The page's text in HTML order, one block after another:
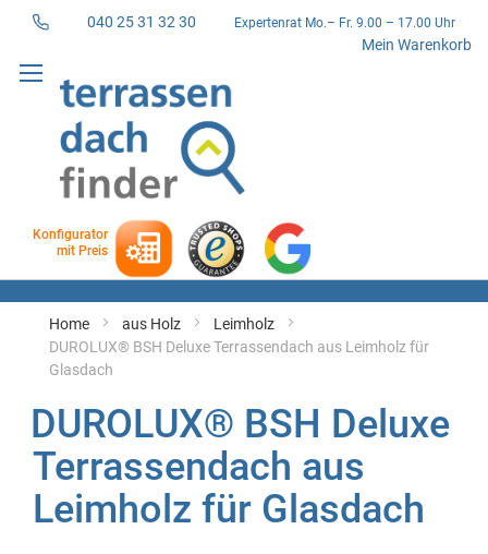
040 25 31 32 30 Expertenrat Mo.– Fr. 9.00 – 17.00 Uhr
Mein Warenkorb
zum
Konfigurator
mit Preis
Home aus Holz
Leimholz
DUROLUX® BSH Deluxe Terrassendach aus Leimholz für
Glasdach
DUROLUX® BSH Deluxe
Terrassendach aus
Leimholz für Glasdach